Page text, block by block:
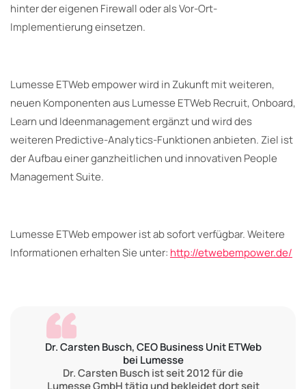
hinter der eigenen Firewall oder als Vor-Ort-
Implementierung einsetzen.
Lumesse ETWeb empower wird in Zukunft mit weiteren,
neuen Komponenten aus Lumesse ETWeb Recruit, Onboard,
Learn und Ideenmanagement ergänzt und wird des
weiteren Predictive-Analytics-Funktionen anbieten. Ziel ist
der Aufbau einer ganzheitlichen und innovativen People
Management Suite.
Lumesse ETWeb empower ist ab sofort verfügbar. Weitere
Informationen erhalten Sie unter: http://etwebempower.de/
Dr. Carsten Busch, CEO Business Unit ETWeb
bei Lumesse
Dr. Carsten Busch ist seit 2012 für die
Lumesse GmbH tätig und bekleidet dort seit